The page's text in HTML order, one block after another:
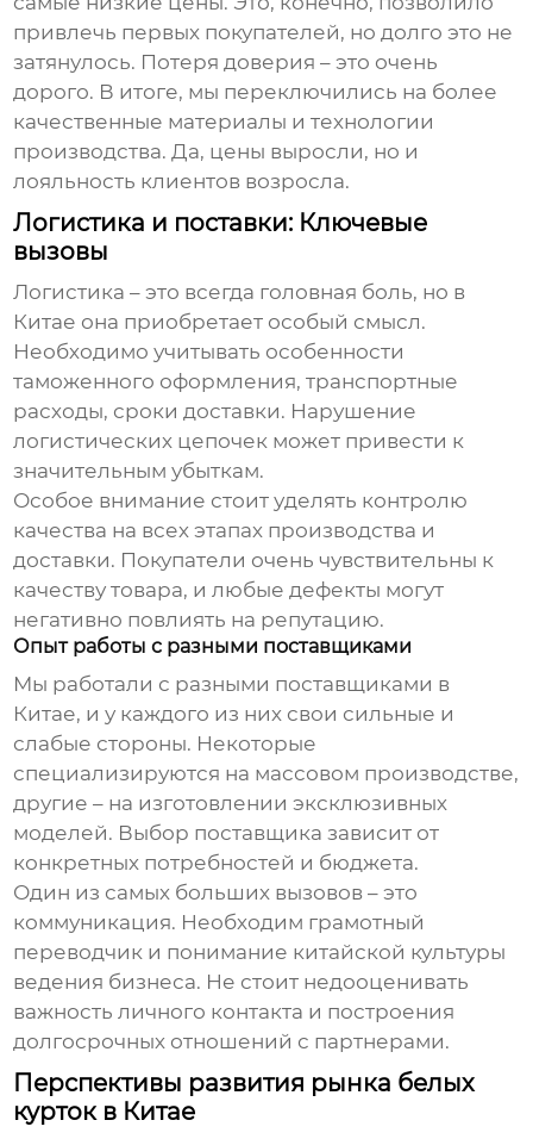
привлечь первых покупателей, но долго это не
затянулось. Потеря доверия – это очень
дорого. В итоге, мы переключились на более
качественные материалы и технологии
производства. Да, цены выросли, но и
лояльность клиентов возросла.
Логистика и поставки: Ключевые
вызовы
Логистика – это всегда головная боль, но в
Китае она приобретает особый смысл.
Необходимо учитывать особенности
таможенного оформления, транспортные
расходы, сроки доставки. Нарушение
логистических цепочек может привести к
значительным убыткам.
Особое внимание стоит уделять контролю
качества на всех этапах производства и
доставки. Покупатели очень чувствительны к
качеству товара, и любые дефекты могут
негативно повлиять на репутацию.
Опыт работы с разными поставщиками
Мы работали с разными поставщиками в
Китае, и у каждого из них свои сильные и
слабые стороны. Некоторые
специализируются на массовом производстве,
другие – на изготовлении эксклюзивных
моделей. Выбор поставщика зависит от
конкретных потребностей и бюджета.
Один из самых больших вызовов – это
коммуникация. Необходим грамотный
переводчик и понимание китайской культуры
ведения бизнеса. Не стоит недооценивать
важность личного контакта и построения
долгосрочных отношений с партнерами.
Перспективы развития рынка белых
куртокв Китае